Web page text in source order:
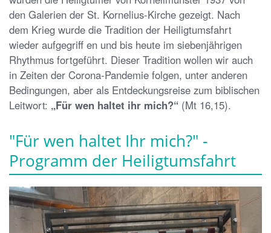
den Galerien der St. Kornelius-Kirche gezeigt. Nach
dem Krieg wurde die Tradition der Heiligtumsfahrt
wieder aufgegriff en und bis heute im siebenjährigen
Rhythmus fortgeführt. Dieser Tradition wollen wir auch
in Zeiten der Corona-Pandemie folgen, unter anderen
Bedingungen, aber als Entdeckungsreise zum biblischen
Leitwort: „Für wen haltet ihr mich?“ (Mt 16,15).
"Für wen haltet Ihr mich?" -
Programm der Heiligtumsfahrt